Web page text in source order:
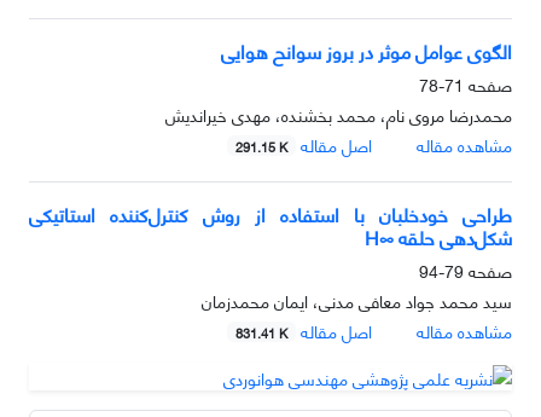
الگوی عوامل موثر در بروز سوانح هوایی
صفحه 71-78
محمدرضا مروی نام، محمد بخشنده، مهدی خیراندیش
مشاهده مقاله
اصل مقاله 291.15 K
طراحی خودخلبان با استفاده از روش کنترل‌کننده استاتیکی
شکل‌دهی حلقه ∞H
صفحه79-94
سید محمد جواد معافی مدنی، ایمان محمدزمان
مشاهده مقاله
اصل مقاله 831.41 K